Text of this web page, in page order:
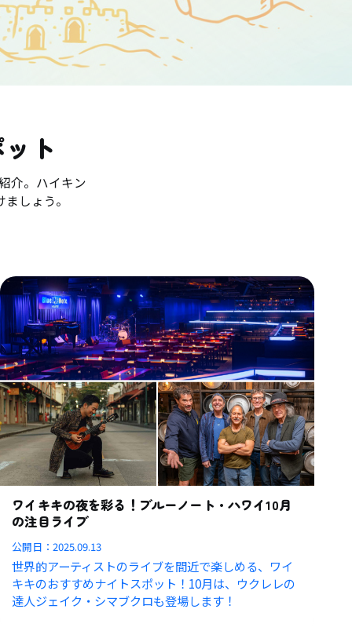
ト
介。ハイキン
しょう。
ワイキキの夜を彩る！ブルーノート・ハワイ10月
の注目ライブ
公開日：2025.09.13
世界的アーティストのライブを間近で楽しめる、ワイ
キキのおすすめナイトスポット！10月は、ウクレレの
達人ジェイク・シマブクロも登場します！